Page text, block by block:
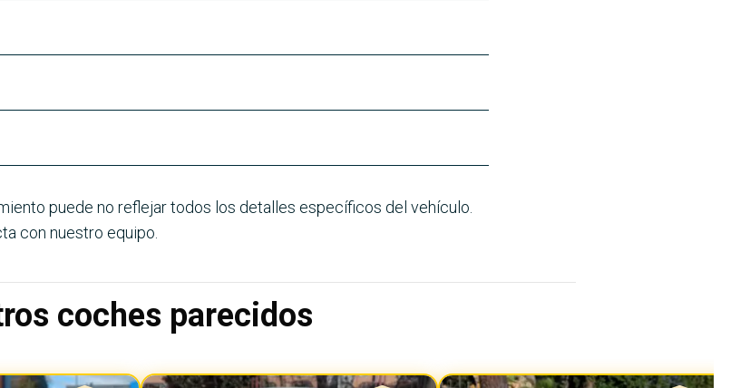
puede no reflejar todos los detalles específicos del vehículo.
con nuestro equipo.
coches parecidos